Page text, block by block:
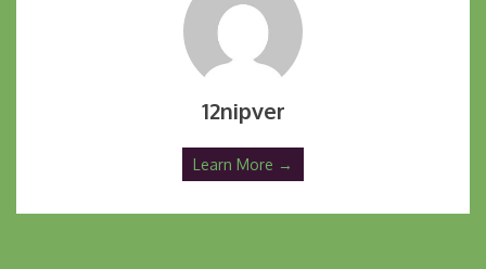
12nipver
Learn More →